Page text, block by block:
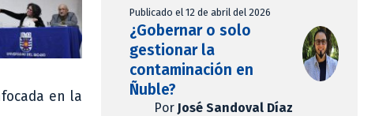
en la
Publicado el 12 de abril del 2026
¿Gobernar o solo
gestionar la
contaminación en
Ñuble?
Por José Sandoval Díaz